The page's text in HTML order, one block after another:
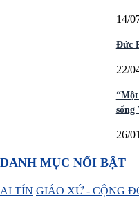
14/
Đức
22/
sống
26/
DANH MỤC NỔI BẬT
AI TÍN GIÁO XỨ - CỘNG